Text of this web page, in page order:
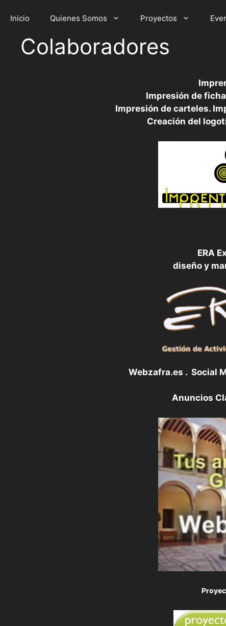
Inicio Quienes Somos Proyectos
Colaboradores
Impresión de
Impresión de carteles.
Creación del
ERA
diseño y
Webzafra.es . Social
Anuncios